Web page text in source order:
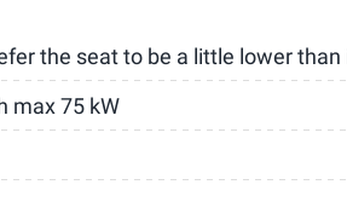
the seat to be a little lower
max 75 kW